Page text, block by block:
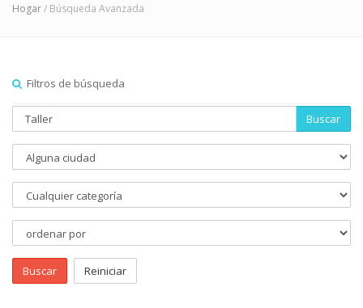
Hogar/ Búsqueda Avanzada
Filtros de búsqueda
Buscar
Buscar Reiniciar